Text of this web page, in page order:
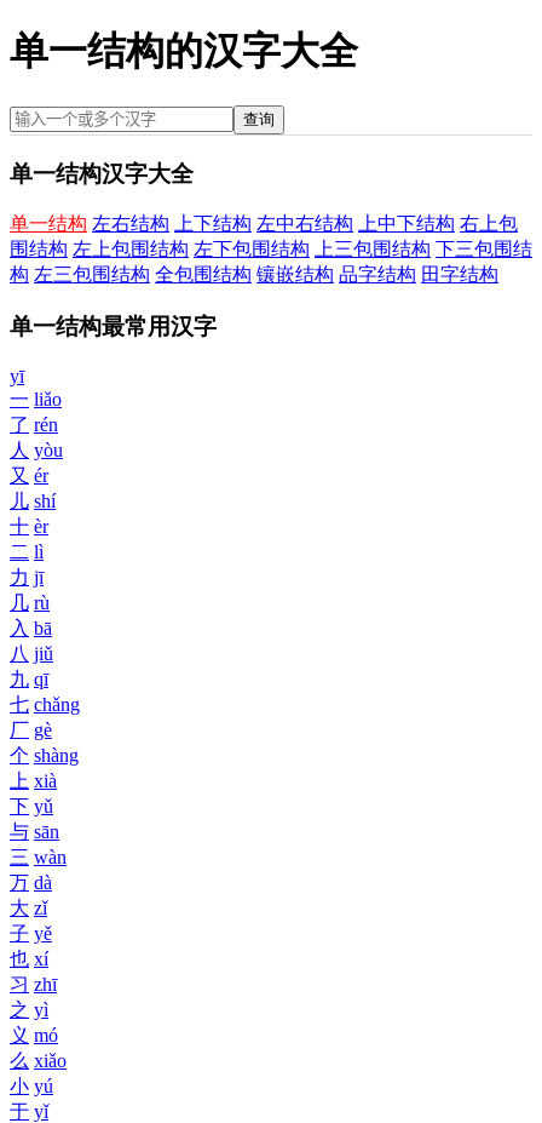
单一结构的汉字大全
查询
单一结构汉字大全
单一结构 左右结构 上下结构 左中右结构 上中下结构 右上包
围结构 左上包围结构 左下包围结构 上三包围结构 下三包围结
构 左三包围结构 全包围结构 镶嵌结构 品字结构 田字结构
单一结构最常用汉字
yī
一 liǎo
了 rén
人 yòu
又 ér
儿 shí
十 èr
二 lì
力 jī
几 rù
入 bā
八 jiǔ
九 qī
七 chǎng
厂 gè
个 shàng
上 xià
下 yǔ
与 sān
三 wàn
万 dà
大 zǐ
子 yě
也 xí
习 zhī
之 yì
义 mó
么 xiǎo
小 yú
于 yǐ